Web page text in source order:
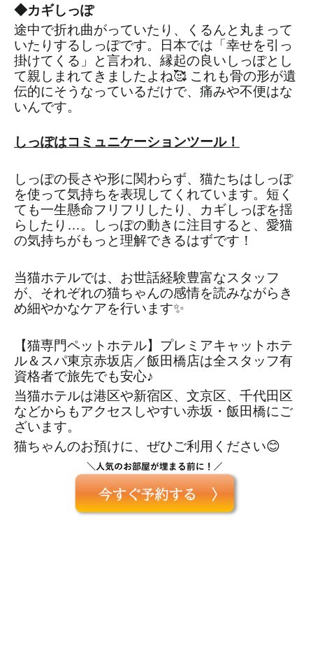
◆カギしっぽ
途中で折れ曲がっていたり、くるんと丸まって
いたりするしっぽです。日本では「幸せを引っ
掛けてくる」と言われ、縁起の良いしっぽとし
て親しまれてきましたよね🥰 これも骨の形が遺
伝的にそうなっているだけで、痛みや不便はな
いんです。
しっぽはコミュニケーションツール！
しっぽの長さや形に関わらず、猫たちはしっぽ
を使って気持ちを表現してくれています。短く
ても一生懸命フリフリしたり、カギしっぽを揺
らしたり…。しっぽの動きに注目すると、愛猫
の気持ちがもっと理解できるはずです！
当猫ホテルでは、お世話経験豊富なスタッフ
が、それぞれの猫ちゃんの感情を読みながらき
め細やかなケアを行います✨
【猫専門ペットホテル】プレミアキャットホテ
ル＆スパ東京赤坂店／飯田橋店は全スタッフ有
資格者で旅先でも安心♪
当猫ホテルは港区や新宿区、文京区、千代田区
などからもアクセスしやすい赤坂・飯田橋にご
ざいます。
猫ちゃんのお預けに、ぜひご利用ください😊